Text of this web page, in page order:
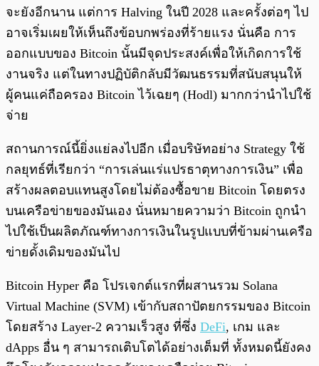
จะยังอีกนาน แต่การ Halving ในปี 2028 และครั้งต่อๆ ไป
อาจเริ่มเผยให้เห็นถึงข้อบกพร่องที่ร้ายแรง นั่นคือ การ
ออกแบบของ Bitcoin นั้นมีจุดประสงค์เพื่อให้เกิดการใช้
งานจริง แต่ในทางปฏิบัติกลับมีวัฒนธรรมที่สนับสนุนให้
ผู้คนแค่ถือครอง Bitcoin ไว้เฉยๆ (Hodl) มากกว่านำไปใช้
จ่าย
สถานการณ์นี้ยิ่งแย่ลงไปอีก เมื่อบริษัทอย่าง Strategy ใช้
กลยุทธ์ที่เรียกว่า “การเล่นแร่แปรธาตุทางการเงิน” เพื่อ
สร้างผลตอบแทนสูงโดยไม่ต้องซื้อขาย Bitcoin โดยตรง
บนเครือข่ายของมันเอง นั่นหมายความว่า Bitcoin ถูกนำ
ไปใช้เป็นผลิตภัณฑ์ทางการเงินในรูปแบบที่ข้ามผ่านเครือ
ข่ายดั้งเดิมของมันไป
Bitcoin Hyper คือ โปรเจกต์แรกที่ผสานรวม Solana
Virtual Machine (SVM) เข้ากับสถาปัตยกรรมของ Bitcoin
โดยสร้าง Layer-2 ความเร็วสูง ที่ซึ่ง DeFi, เกม และ
dApps อื่น ๆ สามารถเติบโตได้อย่างเต็มที่ ทั้งหมดนี้ยังคง